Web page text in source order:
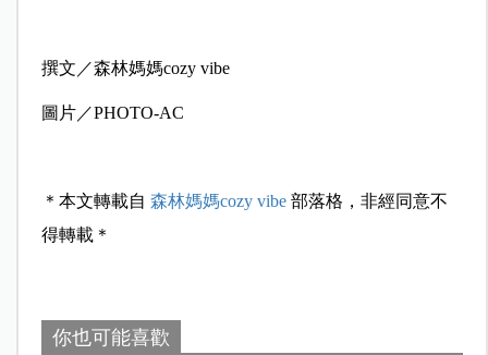
撰文／森林媽媽cozy vibe
圖片／PHOTO-AC
＊本文轉載自 森林媽媽cozy vibe部落格，非經同意不
得轉載＊
你也可能喜歡